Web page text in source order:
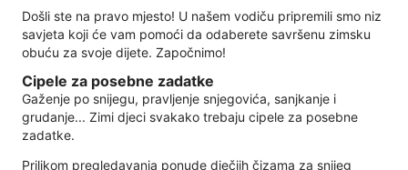
Došli ste na pravo mjesto! U našem vodiču pripremili smo niz
savjeta koji će vam pomoći da odaberete savršenu zimsku
obuću za svoje dijete. Započnimo!
Cipele za posebne zadatke
Gaženje po snijegu, pravljenje snjegovića, sanjkanje i
grudanje... Zimi djeci svakako trebaju cipele za posebne
zadatke.
Prilikom pregledavanja ponude dječjih čizama za snijeg